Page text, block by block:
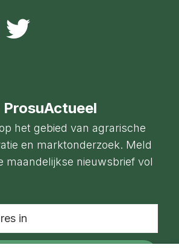
het gebied van agrarische
en marktonderzoek. Meld
maandelijkse nieuwsbrief vol